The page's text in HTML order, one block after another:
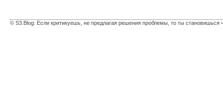
© S3.Blog: Если критикуешь, не предлагая решения проблемы, то ты становишься